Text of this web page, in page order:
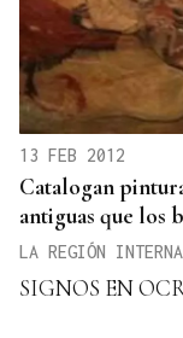
13 FEB 2012
Catalogan
antiguas que los
LA REGIÓN
SIGNOS EN